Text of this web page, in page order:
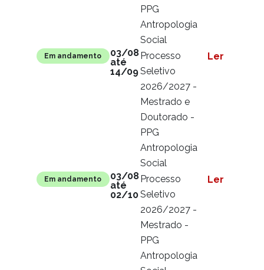
PPG
Antropologia
Social
Em andamento
03/08
até
14/09
Processo
Seletivo
2026/2027 -
Mestrado e
Doutorado -
PPG
Antropologia
Social
Ler mais
Em andamento
03/08
até
02/10
Processo
Seletivo
2026/2027 -
Mestrado -
PPG
Antropologia
Ler mais